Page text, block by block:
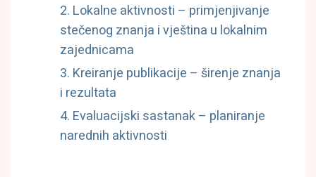
Lokalne aktivnosti – primjenjivanje
stečenog znanja i vještina u lokalnim
zajednicama
Kreiranje publikacije – širenje znanja
i rezultata
Evaluacijski sastanak – planiranje
narednih aktivnosti